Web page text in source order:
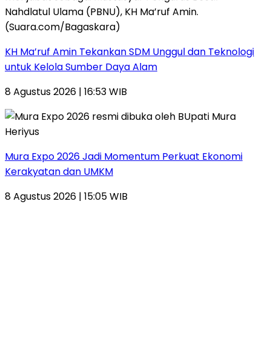
KH Ma’ruf Amin Tekankan SDM Unggul dan Teknologi
untuk Kelola Sumber Daya Alam
8 Agustus 2026 | 16:53 WIB
Mura Expo 2026 Jadi Momentum Perkuat Ekonomi
Kerakyatan dan UMKM
8 Agustus 2026 | 15:05 WIB